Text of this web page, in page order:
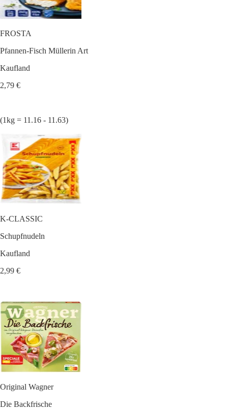
FROSTA
Pfannen-Fisch Müllerin Art
Kaufland
2,79 €
(1kg = 11.16 - 11.63)
K-CLASSIC
Schupfnudeln
Kaufland
2,99 €
Original Wagner
Die Backfrische